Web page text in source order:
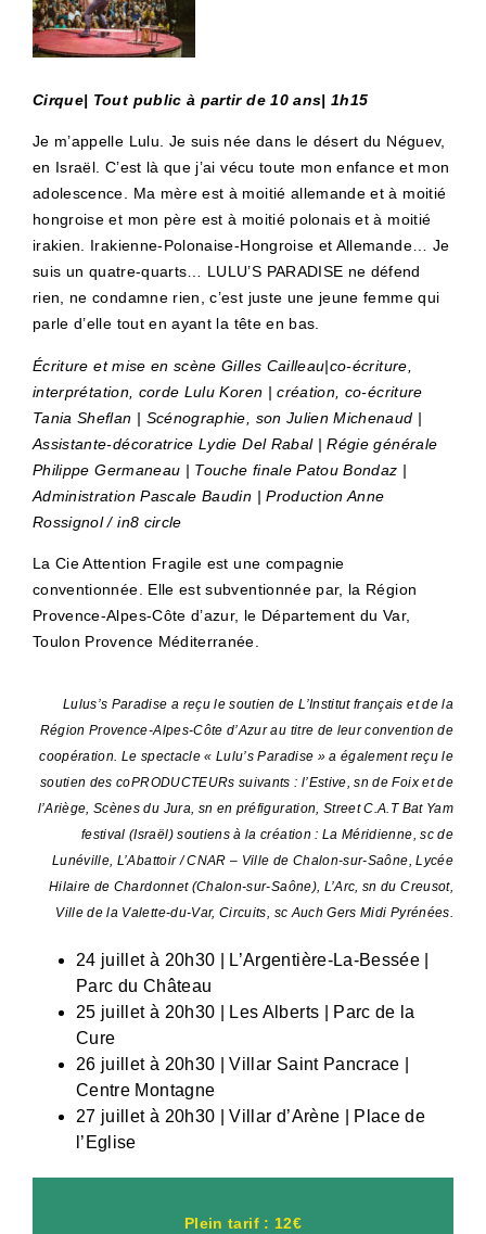
Cirque| Tout public à partir de 10 ans| 1h15
Je m’appelle Lulu. Je suis née dans le désert du Néguev,
en Israël. C’est là que j’ai vécu toute mon enfance et mon
adolescence. Ma mère est à moitié allemande et à moitié
hongroise et mon père est à moitié polonais et à moitié
irakien. Irakienne-Polonaise-Hongroise et Allemande… Je
suis un quatre-quarts… LULU’S PARADISE ne défend
rien, ne condamne rien, c’est juste une jeune femme qui
parle d’elle tout en ayant la tête en bas.
Écriture et mise en scène Gilles Cailleau|co-écriture,
interprétation, corde Lulu Koren | création, co-écriture
Tania Sheflan | Scénographie, son Julien Michenaud |
Assistante-décoratrice Lydie Del Rabal | Régie générale
Philippe Germaneau | Touche finale Patou Bondaz |
Administration Pascale Baudin | Production Anne
Rossignol / in8 circle
La Cie Attention Fragile est une compagnie
conventionnée. Elle est subventionnée par, la Région
Provence-Alpes-Côte d’azur, le Département du Var,
Toulon Provence Méditerranée.
Lulus’s Paradise a reçu le soutien de L’Institut français et de la
Région Provence-Alpes-Côte d’Azur au titre de leur convention de
coopération. Le spectacle « Lulu’s Paradise » a également reçu le
soutien des coPRODUCTEURs suivants : l’Estive, sn de Foix et de
l’Ariège, Scènes du Jura, sn en préfiguration, Street C.A.T Bat Yam
festival (Israël) soutiens à la création : La Méridienne, sc de
Lunéville, L’Abattoir / CNAR – Ville de Chalon-sur-Saône, Lycée
Hilaire de Chardonnet (Chalon-sur-Saône), L’Arc, sn du Creusot,
Ville de la Valette-du-Var, Circuits, sc Auch Gers Midi Pyrénées.
24 juillet à 20h30 | L’Argentière-La-Bessée |
Parc du Château
25 juillet à 20h30 | Les Alberts | Parc de la
Cure
26 juillet à 20h30 | Villar Saint Pancrace |
Centre Montagne
27 juillet à 20h30 | Villar d’Arène | Place de
l’Eglise
Plein tarif : 12€